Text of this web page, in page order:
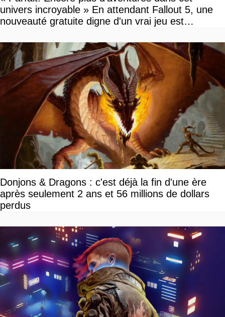
univers incroyable » En attendant Fallout 5, une
nouveauté gratuite digne d'un vrai jeu est
Donjons & Dragons : c'est déjà la fin d'une ère
après seulement 2 ans et 56 millions de dollars
perdus